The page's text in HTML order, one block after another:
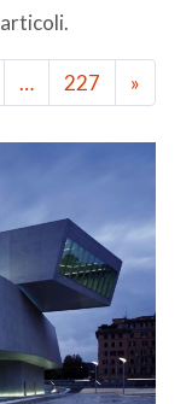
articoli.
… 227 »